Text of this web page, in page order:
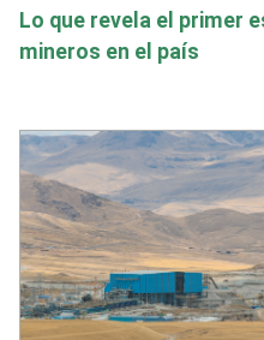
Lo que revela el primer
mineros en el país